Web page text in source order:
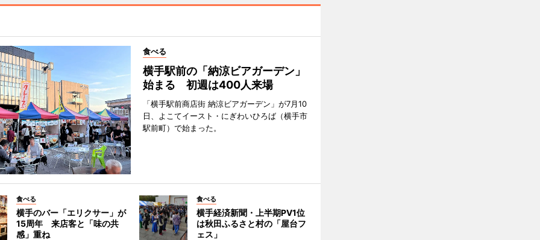
食べる
横手駅前の「納涼ビアガーデン」
始まる 初週は400人来場
「横手駅前商店街 納涼ビアガーデン」が7月10
日、よこてイースト・にぎわいひろば（横手市
駅前町）で始まった。
食べる
横手のバー「エリクサー」が
15周年 来店客と「味の共
感」重ね
食べる
横手経済新聞・上半期PV1位
は秋田ふるさと村の「屋台フ
ェス」